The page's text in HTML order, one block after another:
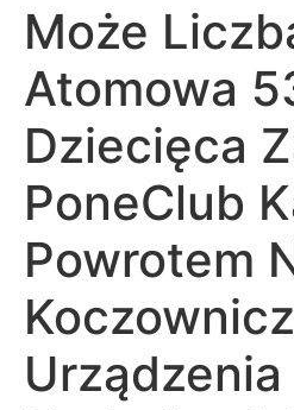
Może
Atomowa
Dziecięca
PoneClub
Powrotem
Urządzenia